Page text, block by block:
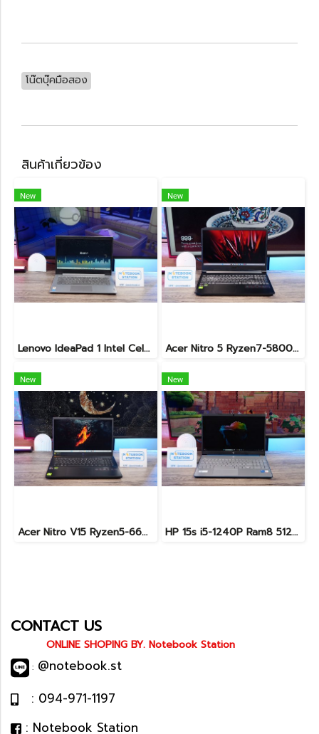
โน๊ตบุ๊คมือสอง
สินค้าเกี่ยวข้อง
New
Lenovo IdeaPad 1 Intel Celeron N4020 Ram4 SSD256GB จอ14.0 HD หน้าจอเล็กเหมาะแก่การพกพา ใช้งานทั่วไป ราคาถูกมาก เพียง 3,900.- พร้อมใช้งาน(สินค้ามีตำหนิขายถูกประกันร้าน7วัน)
New
Acer Nitro 5 Ryzen7-5800H RTX-3060(6GB) Ram16 SSD512 จอ15.6 FHD 144Hz เกมมิ่งสเปคสูง เครื่องพร้อมใช้งาน ราคาสุดคุ้มเพียง 19,900.-
New
Acer Nitro V15 Ryzen5-6600H RTX2050(4GB) RAM16 512GB SSD จอ15.6นิ้ว FHD 165Hz sRGB100% เกมมิ่งรุ่นใหม่ ดีไซน์เครื่องบาง สวยเท่ดูทันสมัย มีประกันศูนย์2028 ราคาสุดคุ้มเพียง 17,990.-
New
HP 15s i5-1240P Ram8 512GB M.2 จอ15.6นิ้ว FHD IPS สเปคดี ทำงานเก่ง จอใหญ่ มีแป้นตัวเลขแยก ดีไซน์เรียบหรูบางเบา พร้อมใช้งานเพียง 11,990.-เท่านั้น
CONTACT US
ONLINE SHOPING BY. Notebook Station
: @notebook.st
: 094-971-1197
: Notebook Station